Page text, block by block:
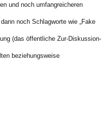
und noch umfangreicheren
noch Schlagworte wie „Fake
(das öffentliche Zur-Diskussion-
beziehungsweise